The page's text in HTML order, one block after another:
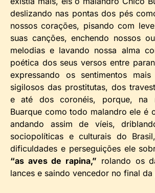
deslizando nas pontas dos pés
nossos corações, pisando com
suas canções, enchendo nossos
melodias e lavando nossa alma
poética dos seus versos entre
expressando os sentimentos
sigilosos das prostitutas, dos
e até dos coronéis, porque, na
Buarque como todo malandro ele é
andando assim de víeis,
sociopolíticas e culturais do
dificuldades e perseguições ele
“as aves de rapina,” rolando os
lances e saindo vencedor no final da